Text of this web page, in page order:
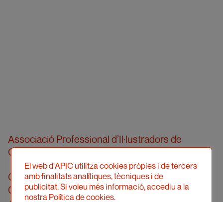
Associació Professional d’Il·lustradors de
Catalunya
Carrer Londres, 96, pral. 2a
08036 Barcelona
El web d'APIC utilitza cookies pròpies i de tercers
amb finalitats analítiques, tècniques i de
publicitat. Si voleu més informació, accediu a la
nostra Política de cookies.